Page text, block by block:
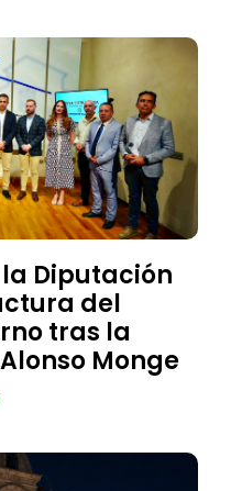
Diputación
del
tras la
Monge